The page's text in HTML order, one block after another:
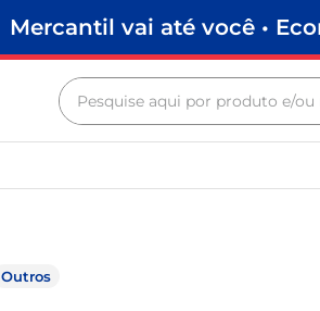
Mercantil vai até você •
Pesquise aqui por produto e/
Outros